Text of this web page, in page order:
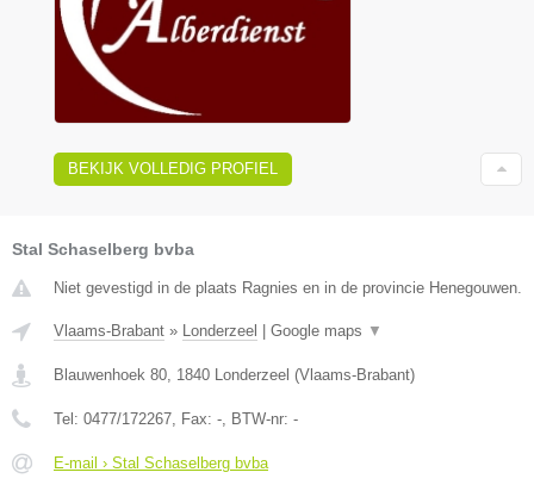
BEKIJK VOLLEDIG PROFIEL
Stal Schaselberg bvba
Niet gevestigd in de plaats Ragnies en in de provincie Henegouwen.
Vlaams-Brabant » Londerzeel | Google maps ▼
Blauwenhoek 80 1840 Londerzeel (Vlaams-Brabant)
Tel: 0477/172267 , Fax: - , BTW-nr: -
E-mail › Stal Schaselberg bvba